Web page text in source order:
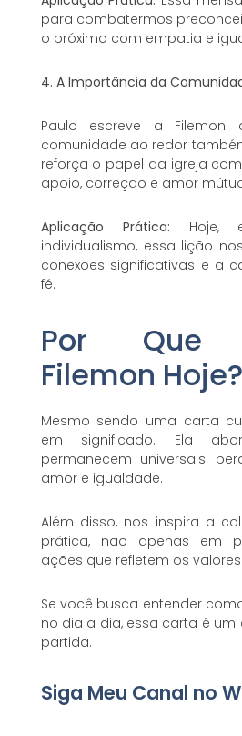
para combatermos
o próximo com empatia e
4. A Importância da
Paulo escreve a
comunidade ao redor
reforça o papel da igreja
apoio, correção e amor
Aplicação Prática: Hoje,
individualismo, essa lição
conexões significativas e a
fé.
Por Que
Filemon Hoje?
Mesmo sendo uma carta
em significado. Ela
permanecem universais:
amor e igualdade.
Além disso, nos inspira a
prática, não apenas em
ações que refletem os
Se você busca entender
no dia a dia, essa carta é um
partida.
Siga Meu Canal no